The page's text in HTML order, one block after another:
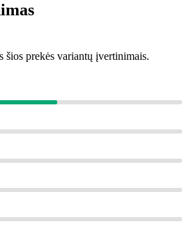
šios prekės variantų įvertinimais.